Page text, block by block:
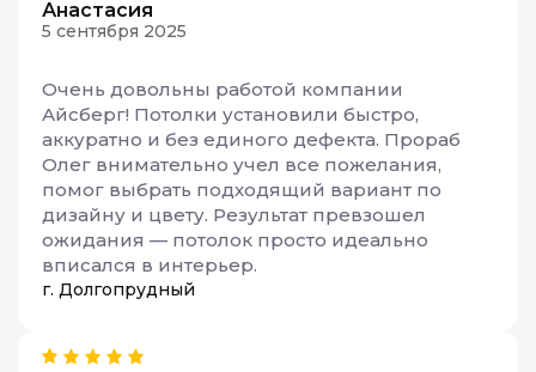
Анастасия
5 сентября 2025
Очень довольны работой компании
Айсберг! Потолки установили быстро,
аккуратно и без единого дефекта. Прораб
Олег внимательно учел все пожелания,
помог выбрать подходящий вариант по
дизайну и цвету. Результат превзошел
ожидания — потолок просто идеально
вписался в интерьер.
г. Долгопрудный